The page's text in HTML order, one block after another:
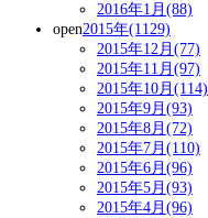
2016年1月(88)
open2015年(1129)
2015年12月(77)
2015年11月(97)
2015年10月(114)
2015年9月(93)
2015年8月(72)
2015年7月(110)
2015年6月(96)
2015年5月(93)
2015年4月(96)